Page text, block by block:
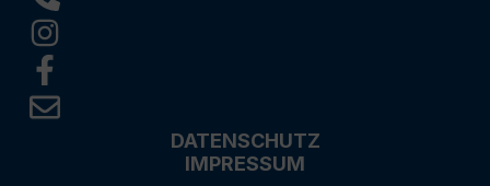
DATENSCHUTZ
IMPRESSUM